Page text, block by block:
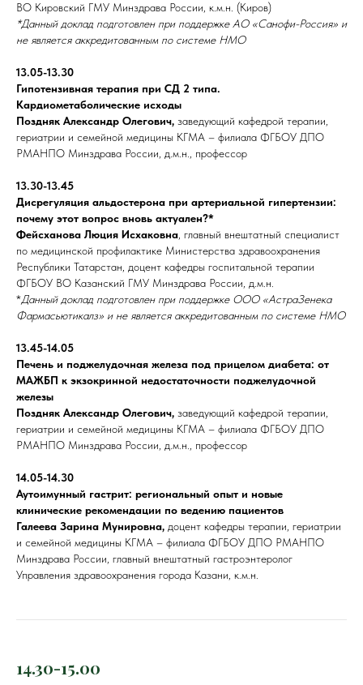
ВО Кировский ГМУ Минздрава России, к.м.н. (Киров)
*Данный доклад подготовлен при поддержке АО «Санофи-Россия» и
не является аккредитованным по системе НМО
13.05-13.30
Гипотензивная терапия при СД 2 типа.
Кардиометаболические исходы
Поздняк Александр Олегович, заведующий кафедрой терапии,
гериатрии и семейной медицины КГМА – филиала ФГБОУ ДПО
РМАНПО Минздрава России, д.м.н., профессор
13.30-13.45
Дисрегуляция альдостерона при артериальной гипертензии:
почему этот вопрос вновь актуален?*
Фейсханова Люция Исхаковна , главный внештатный специалист
по медицинской профилактике Министерства здравоохранения
Республики Татарстан, доцент кафедры госпитальной терапии
ФГБОУ ВО Казанский ГМУ Минздрава России, д.м.н.
*Данный доклад подготовлен при поддержке ООО «АстраЗенека
Фармасьютикалз» и не является аккредитованным по системе НМО
13.45-14.05
Печень и поджелудочная железа под прицелом диабета: от
МАЖБП к экзокринной недостаточности поджелудочной
железы
Поздняк Александр Олегович, заведующий кафедрой терапии,
гериатрии и семейной медицины КГМА – филиала ФГБОУ ДПО
РМАНПО Минздрава России, д.м.н., профессор
14.05-14.30
Аутоимунный гастрит: региональный опыт и новые
клинические рекомендации по ведению пациентов
Галеева Зарина Мунировна, доцент кафедры терапии, гериатрии
и семейной медицины КГМА – филиала ФГБОУ ДПО РМАНПО
Минздрава России, главный внештатный гастроэнтеролог
Управления здравоохранения города Казани, к.м.н.
14.30-15.00